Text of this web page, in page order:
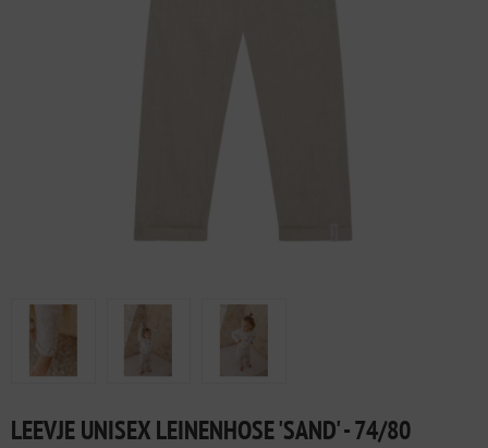
LEEVJE UNISEX LEINENHOSE 'SAND' - 74/80